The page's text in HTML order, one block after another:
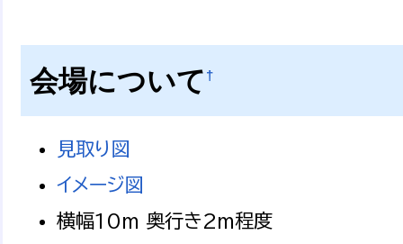
会場について †
見取り図
イメージ図
横幅10m 奥行き2m程度